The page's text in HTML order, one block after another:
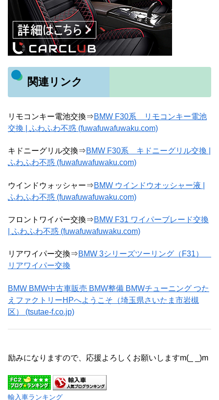
関連リンク
リモコンキー電池交換⇒BMW F30系 リモコンキー電池
交換 | ふわふわ不惑 (fuwafuwafuwaku.com)
キドニーグリル交換⇒BMW F30系 キドニーグリル交換 |
ふわふわ不惑 (fuwafuwafuwaku.com)
ウインドウォッシャー⇒BMW ウインドウオッシャー液 |
ふわふわ不惑 (fuwafuwafuwaku.com)
フロントワイパー交換⇒BMW F31 ワイパーブレード交換
| ふわふわ不惑 (fuwafuwafuwaku.com)
リアワイパー交換⇒BMW 3シリーズツーリング（F31）
リアワイパー交換
BMW BMW中古車販売 BMW整備 BMWチューニング つた
えファクトリーHPへようこそ（埼玉県さいたま市岩槻
区） (tsutae-f.co.jp)
励みになりますので、応援よろしくお願いしますm(_ _)m
輸入車ランキング